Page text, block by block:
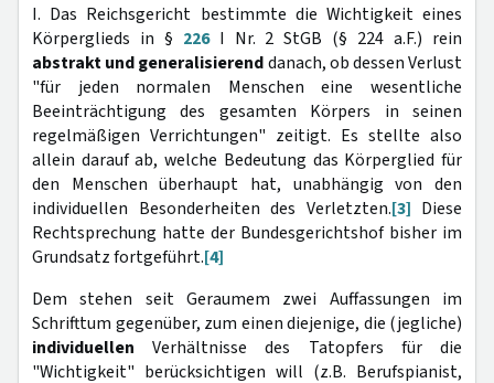
I. Das Reichsgericht bestimmte die Wichtigkeit eines
Körperglieds in § 226I Nr. 2 StGB (§ 224 a.F.) rein
abstrakt und generalisierenddanach, ob dessen Verlust
"für jeden normalen Menschen eine wesentliche
Beeinträchtigung des gesamten Körpers in seinen
regelmäßigen Verrichtungen" zeitigt. Es stellte also
allein darauf ab, welche Bedeutung das Körperglied für
den Menschen überhaupt hat, unabhängig von den
individuellen Besonderheiten des Verletzten.[3] Diese
Rechtsprechung hatte der Bundesgerichtshof bisher im
Grundsatz fortgeführt.[4]
Dem stehen seit Geraumem zwei Auffassungen im
Schrifttum gegenüber, zum einen diejenige, die (jegliche)
individuellen Verhältnisse des Tatopfers für die
"Wichtigkeit" berücksichtigen will (z.B. Berufspianist,